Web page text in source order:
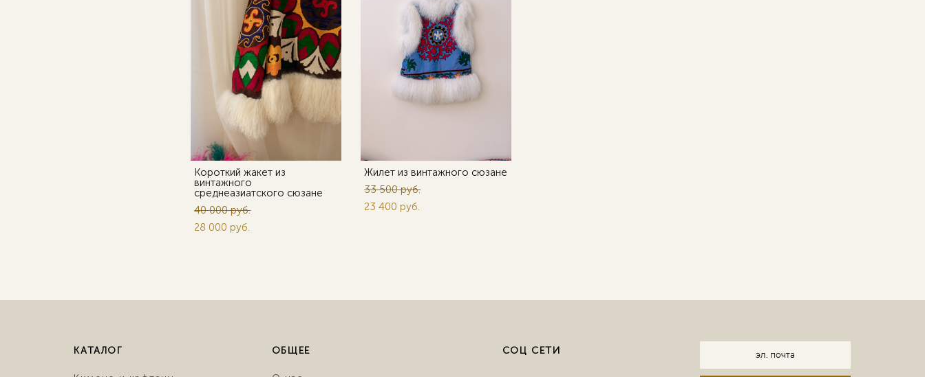
Короткий жакет из
винтажного
среднеазиатского сюзане
40 000 pуб.
28 000 pуб.
Жилет из винтажного сюзане
33 500 pуб.
23 400 pуб.
КАТАЛОГ ОБЩЕЕ СОЦ СЕТИ